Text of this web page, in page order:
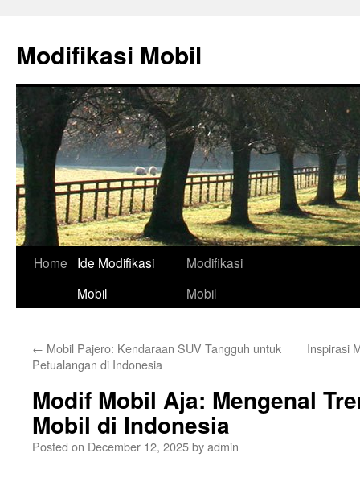
content
Modifikasi Mobil
Home
Ide Modifikasi
Mobil
Modifikasi
Mobil
← Mobil Pajero: Kendaraan SUV Tangguh untuk
Petualangan di Indonesia
Inspirasi
Modif Mobil Aja: Mengenal
Mobil di Indonesia
Posted on December 12, 2025byadmin